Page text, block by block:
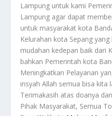
Lampung untuk kami
Lampung agar dapat
untuk masyarakat kota
Kelurahan kota Sepang
mudahan kedepan baik dari
bahkan Pemerintah kota
Meningkatkan Pelayanan
insyah Allah semua bisa kita
Terimakasih atas doanya
Pihak Masyarakat, Semua